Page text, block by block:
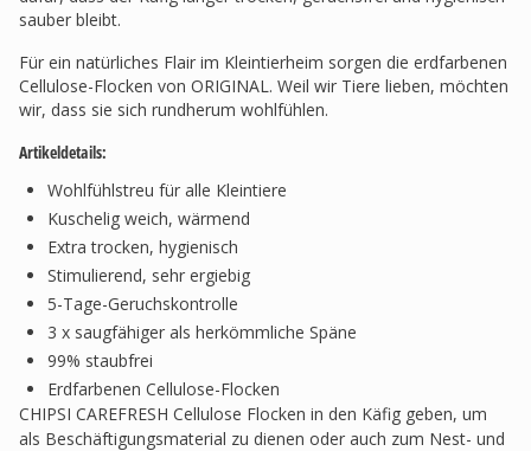
sauber bleibt.
Für ein natürliches Flair im Kleintierheim sorgen die erdfarbenen
Cellulose-Flocken von ORIGINAL. Weil wir Tiere lieben, möchten
wir, dass sie sich rundherum wohlfühlen.
Artikeldetails:
Wohlfühlstreu für alle Kleintiere
Kuschelig weich, wärmend
Extra trocken, hygienisch
Stimulierend, sehr ergiebig
5-Tage-Geruchskontrolle
3 x saugfähiger als herkömmliche Späne
99% staubfrei
Erdfarbenen Cellulose-Flocken
CHIPSI CAREFRESH Cellulose Flocken in den Käfig geben, um
als Beschäftigungsmaterial zu dienen oder auch zum Nest- und